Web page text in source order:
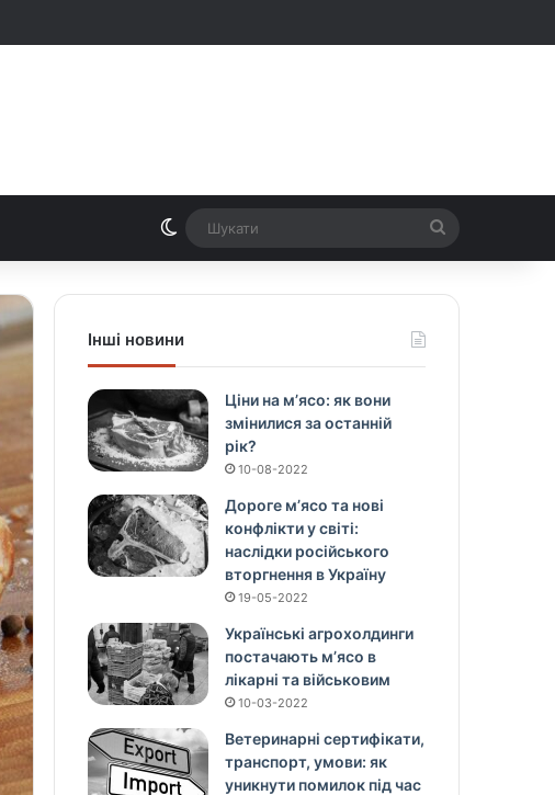
Switch skin
Інші новини
Ціни на м’ясо: як вони
змінилися за останній
рік?
10-08-2022
Дороге м’ясо та нові
конфлікти у світі:
наслідки російського
вторгнення в Україну
19-05-2022
Українські агрохолдинги
постачають м’ясо в
лікарні та військовим
10-03-2022
Ветеринарні сертифікати,
транспорт, умови: як
уникнути помилок під час